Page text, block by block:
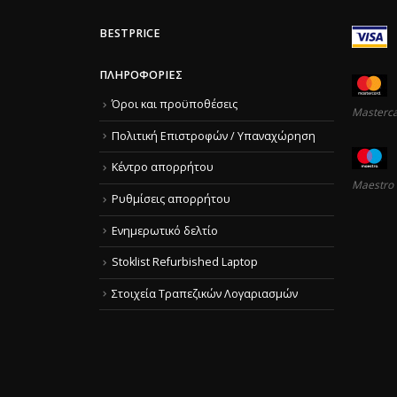
BESTPRICE
ΠΛΗΡΟΦΟΡΊΕΣ
Όροι και προϋποθέσεις
Πολιτική Επιστροφών / Υπαναχώρηση
Κέντρο απορρήτου
Ρυθμίσεις απορρήτου
Ενημερωτικό δελτίο
Stoklist Refurbished Laptop
Στοιχεία Τραπεζικών Λογαριασμών
Maestro